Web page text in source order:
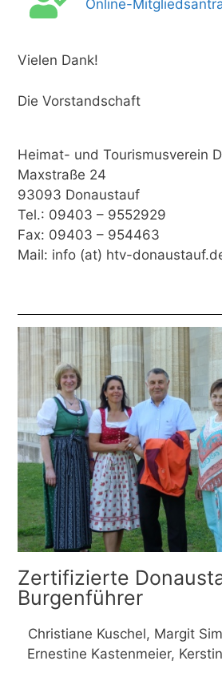
Online-
Vielen Dank!
Die Vorstandschaft
Heimat- und Tourismusverein
Maxstraße 24
93093 Donaustauf
Tel.: 09403 – 9552929
Fax: 09403 – 954463
Mail: info (at) htv-
Zertifizierte
Burgenführer
Christiane Kuschel, Margit
Ernestine Kastenmeier,